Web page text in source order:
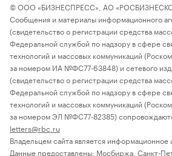
© ООО «БИЗНЕСПРЕСС», АО
Сообщения и материалы информационного
(свидетельство о регистрации средства
Федеральной службой по надзору в сфере
технологий и массовых коммуникаций
за номером ИА №ФС77-63848) и сетевого
(свидетельство о регистрации средства
Федеральной службой по надзору в сфере
технологий и массовых коммуникаций
за номером ЭЛ №ФС77-82385)
letters@rbc.ru
Владельцем сайта является информационное
Данные предоставлены: Мосбиржа Санкт-